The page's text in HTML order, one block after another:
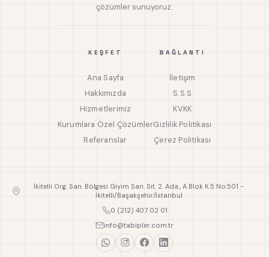
çözümler sunuyoruz.
KEŞFET
Ana Sayfa
Hakkımızda
Hizmetlerimiz
Kurumlara Özel Çözümler
Referanslar
BAĞLANTI
İletişim
S.S.S
KVKK
Gizlilik Politikası
Çerez Politikası
İkitelli Org. San. Bölgesi Giyim San. Sit. 2. Ada., A Blok K.5 No:501 -
İkitelli/Başakşehir/İstanbul
0 (212) 407 02 01
info@tabipler.com.tr